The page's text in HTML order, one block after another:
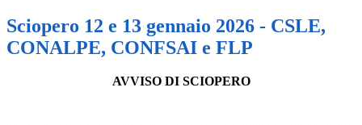
Sciopero 12 e 13 gennaio 2026 - CSLE,
CONALPE, CONFSAI e FLP
AVVISO DI SCIOPERO